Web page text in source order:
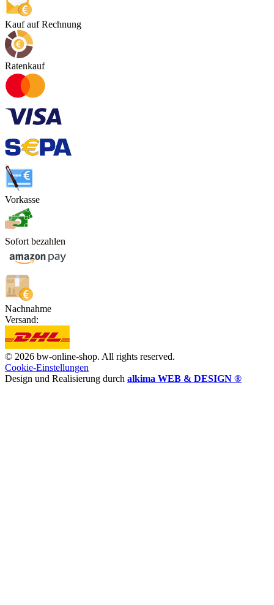
Kauf auf Rechnung
Ratenkauf
Vorkasse
Sofort bezahlen
Nachnahme
Versand:
© 2026 bw-online-shop. All rights reserved.
Cookie-Einstellungen
Design und Realisierung durch alkima WEB & DESIGN ®